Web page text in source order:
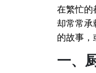
在繁忙的
却常常承
的故事，
一、